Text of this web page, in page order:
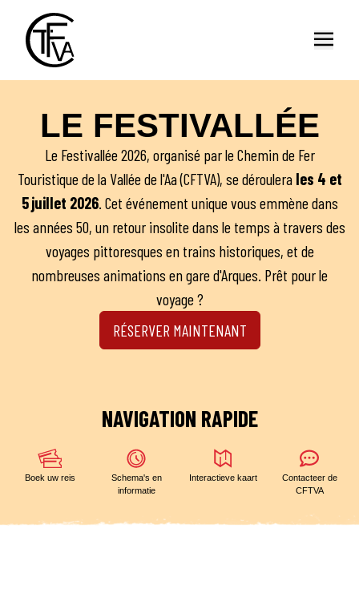
LE FESTIVALLÉE
Le Festivallée 2026, organisé par le Chemin de Fer
Touristique de la Vallée de l'Aa (CFTVA), se déroulera les 4 et
5 juillet 2026. Cet événement unique vous emmène dans
les années 50, un retour insolite dans le temps à travers des
voyages pittoresques en trains historiques, et de
nombreuses animations en gare d'Arques. Prêt pour le
voyage ?
RÉSERVER MAINTENANT
NAVIGATION RAPIDE
Boek uw reis
Schema's en
informatie
Interactieve kaart
Contacteer de
CFTVA